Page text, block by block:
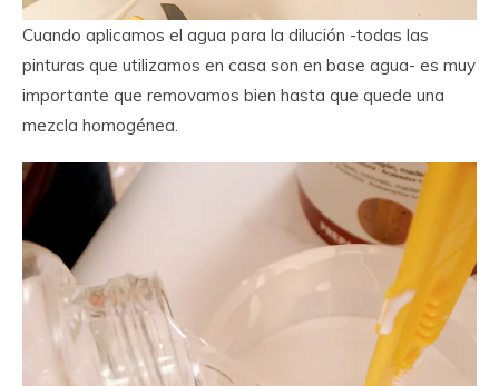
Cuando aplicamos el agua para la dilución -todas las
pinturas que utilizamos en casa son en base agua- es muy
importante que removamos bien hasta que quede una
mezcla homogénea.